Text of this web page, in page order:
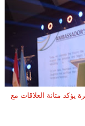
يؤكد متانة العلاقات مع